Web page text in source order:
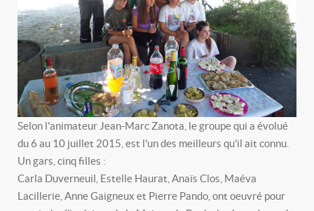
Selon l'animateur Jean-Marc Zanota, le groupe qui a évolué
du 6 au 10 juillet 2015, est l'un des meilleurs qu'il ait connu.
Un gars, cinq filles :
Carla Duverneuil, Estelle Haurat, Anaïs Clos, Maéva
Lacillerie, Anne Gaigneux et Pierre Pando, ont oeuvré pour